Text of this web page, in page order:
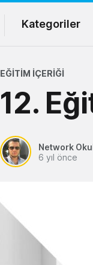
Kategoriler
EĞITIM İÇERIĞI
12.
Network
6 yıl önce